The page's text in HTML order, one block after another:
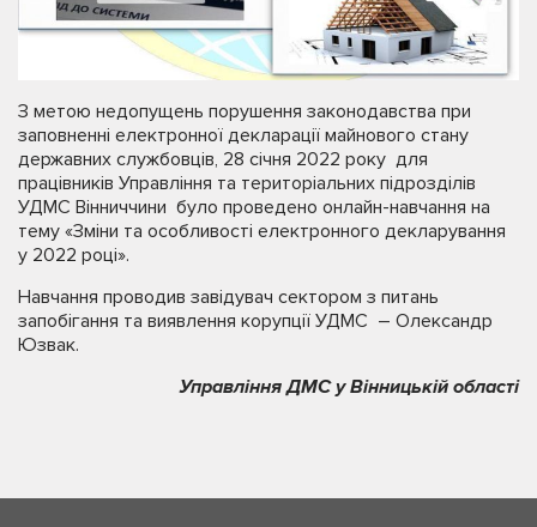
З метою недопущень порушення законодавства при
заповненні електронної декларації майнового стану
державних службовців, 28 січня 2022 року для
працівників Управління та територіальних підрозділів
УДМС Вінниччини було проведено онлайн-навчання на
тему «Зміни та особливості електронного декларування
у 2022 році».
Навчання проводив завідувач сектором з питань
запобігання та виявлення корупції УДМС – Олександр
Юзвак.
Управління ДМС у Вінницькій області